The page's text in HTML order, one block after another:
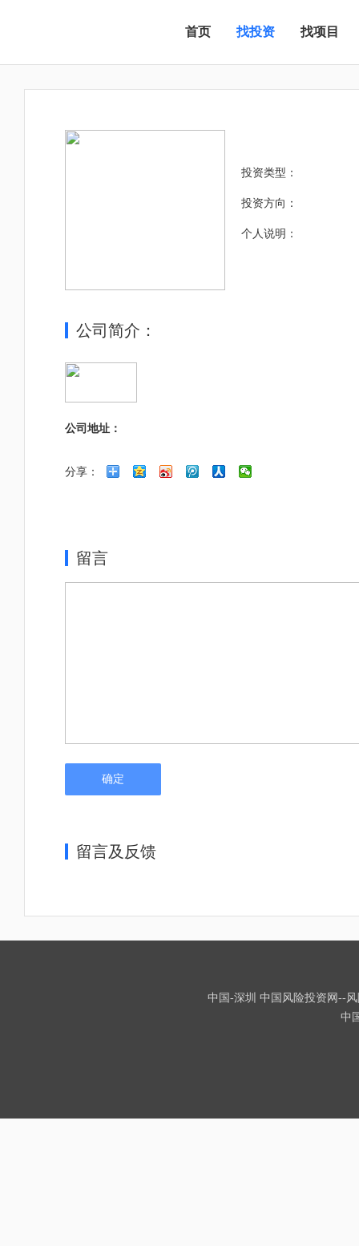
首页 找投资 找项目
投资类型：
投资方向：
个人说明：
公司简介：
公司地址：
分享：
留言
确定
留言及反馈
中国-深圳 中国风险投资网--
中